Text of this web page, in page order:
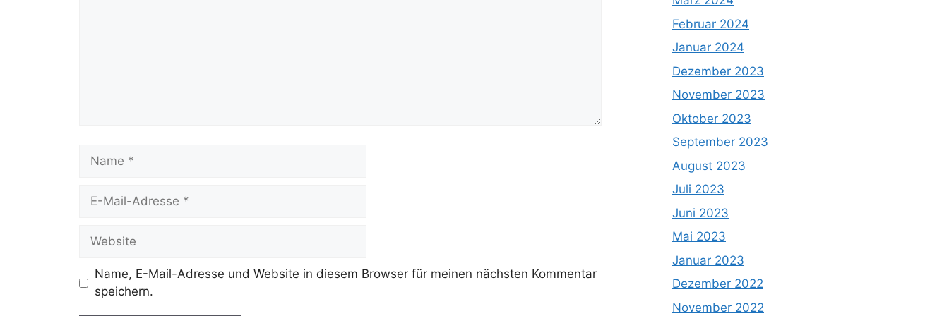
Name, E-Mail-Adresse und Website in diesem Browser für meinen nächsten Kommentar
speichern.
Februar 2024
Januar 2024
Dezember 2023
November 2023
Oktober 2023
September 2023
August 2023
Juli 2023
Juni 2023
Mai 2023
Januar 2023
Dezember 2022
November 2022